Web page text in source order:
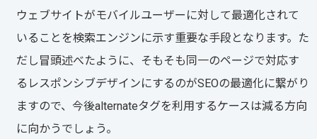
ウェブサイトがモバイルユーザーに対して最適化されて
いることを検索エンジンに示す重要な手段となります。た
だし冒頭述べたように、そもそも同一のページで対応す
るレスポンシブデザインにするのがSEOの最適化に繋がり
ますので、今後alternateタグを利用するケースは減る方向
に向かうでしょう。